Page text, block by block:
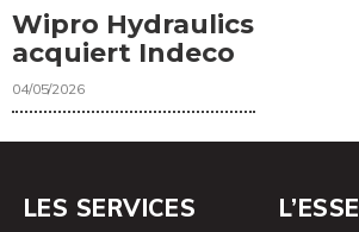
Wipro Hydraulics
acquiert Indeco
04/05/2026
LES SERVICES